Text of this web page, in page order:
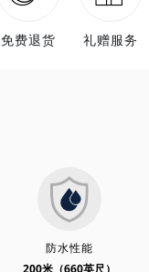
免费退货 礼赠服务
防水性能